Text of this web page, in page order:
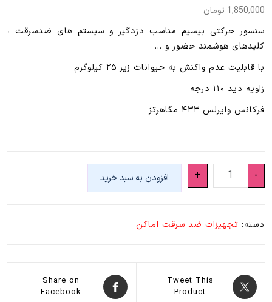
1,850,000 تومان
سنسور حرکتی بیسیم مناسب دزدگیر و سیستم های ضدسرقت ،
کلیدهای هوشمند حضور و …
با قابلیت عدم واکنش به حیوانات زیر ۲۵ کیلوگرم
زاویه دید ۱۱۰ درجه
فرکانس وایرلس ۴۳۳ مگاهرتز
-
سنسور
حرکتی
+ افزودن به سبد خرید
دسته: تجهیزات ضد سرقت اماکن
Tweet This
Product
Share on
Facebook